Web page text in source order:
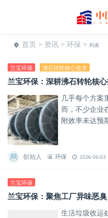
首页 > 资讯 > 环保 > 列表
兰宝环保 沸石转轮核心技术
兰宝环保：深耕沸石转轮核
几乎每个方案
而，不少企业
附效率未达预
创始人 环保 2026-06-03
兰宝环保
兰宝环保：聚焦工厂异味恶
生活垃圾收运